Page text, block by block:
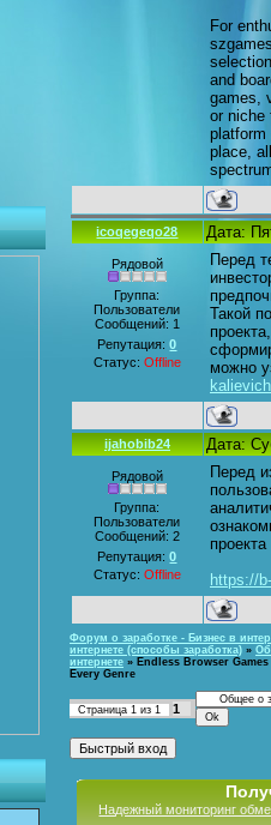
For
and
games,
or niche
platform
place,
icoqegeqo28 Дата:
Рядовой
Группа:
Пользователи
Сообщений: 1
Репутация:0
Статус: Offline
Перед
Такой
можно
ijahobib24 Дата:
Рядовой
Группа:
Пользователи
Сообщений: 2
Репутация:0
Статус: Offline
Перед
https://
Форум о заработке - Бизнес в
интернете (способы заработка) »
интернете » Endless Browser
Every Genre
Страница 1 из 1 1
Надежный мониторинг